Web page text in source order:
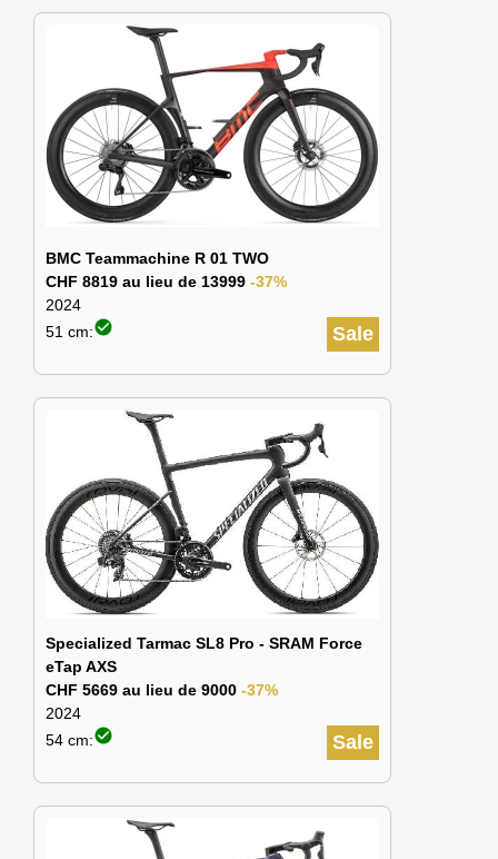
BMC Teammachine R 01 TWO
CHF 8819 au lieu de 13999 -37%
2024
Sale
51 cm:check_circle
Specialized Tarmac SL8 Pro - SRAM Force
eTap AXS
CHF 5669 au lieu de 9000 -37%
2024
Sale
54 cm:check_circle